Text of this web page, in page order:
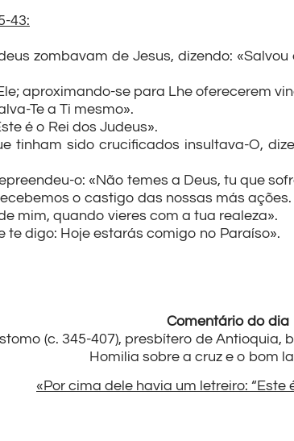
43:
zombavam de Jesus, dizendo:
aproximando-se para Lhe oferecerem
Te a Ti mesmo».
é o Rei dos Judeus».
tinham sido crucificados insultava-O,
o: «Não temes a Deus, tu que
o castigo das nossas más
mim, quando vieres com a tua realeza».
te digo: Hoje estarás comigo no Paraíso».
Comentário do dia
(c. 345-407), presbítero de Antioquia,
Homilia sobre a cruz e o bom
«Por cima dele havia um letreiro: “Este